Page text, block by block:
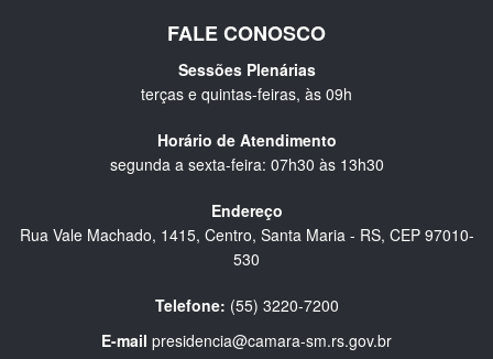
FALE CONOSCO
Sessões Plenárias
terças e quintas-feiras, às 09h
Horário de Atendimento
segunda a sexta-feira: 07h30 às 13h30
Endereço
Rua Vale Machado, 1415, Centro, Santa Maria - RS, CEP 97010-
530
Telefone: (55) 3220-7200
E-mail presidencia@camara-sm.rs.gov.br